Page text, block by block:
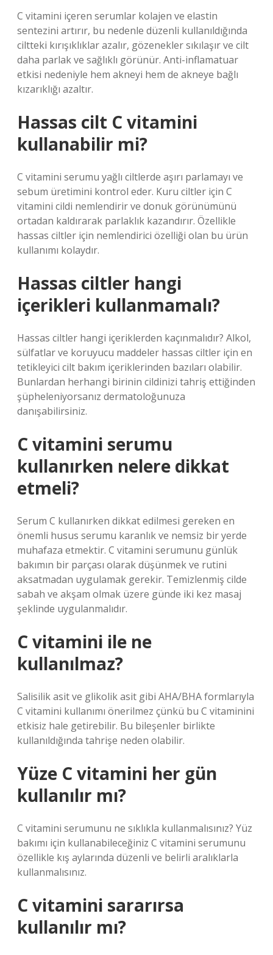
C vitamini içeren serumlar kolajen ve elastin
sentezini artırır, bu nedenle düzenli kullanıldığında
ciltteki kırışıklıklar azalır, gözenekler sıkılaşır ve cilt
daha parlak ve sağlıklı görünür. Anti-inflamatuar
etkisi nedeniyle hem akneyi hem de akneye bağlı
kızarıklığı azaltır.
Hassas cilt C vitamini
kullanabilir mi?
C vitamini serumu yağlı ciltlerde aşırı parlamayı ve
sebum üretimini kontrol eder. Kuru ciltler için C
vitamini cildi nemlendirir ve donuk görünümünü
ortadan kaldırarak parlaklık kazandırır. Özellikle
hassas ciltler için nemlendirici özelliği olan bu ürün
kullanımı kolaydır.
Hassas ciltler hangi
içerikleri kullanmamalı?
Hassas ciltler hangi içeriklerden kaçınmalıdır? Alkol,
sülfatlar ve koruyucu maddeler hassas ciltler için en
tetikleyici cilt bakım içeriklerinden bazıları olabilir.
Bunlardan herhangi birinin cildinizi tahriş ettiğinden
şüpheleniyorsanız dermatoloğunuza
danışabilirsiniz.
C vitamini serumu
kullanırken nelere dikkat
etmeli?
Serum C kullanırken dikkat edilmesi gereken en
önemli husus serumu karanlık ve nemsiz bir yerde
muhafaza etmektir. C vitamini serumunu günlük
bakımın bir parçası olarak düşünmek ve rutini
aksatmadan uygulamak gerekir. Temizlenmiş cilde
sabah ve akşam olmak üzere günde iki kez masaj
şeklinde uygulanmalıdır.
C vitamini ile ne
kullanılmaz?
Salisilik asit ve glikolik asit gibi AHA/BHA formlarıyla
C vitamini kullanımı önerilmez çünkü bu C vitaminini
etkisiz hale getirebilir. Bu bileşenler birlikte
kullanıldığında tahrişe neden olabilir.
Yüze C vitamini her gün
kullanılır mı?
C vitamini serumunu ne sıklıkla kullanmalısınız? Yüz
bakımı için kullanabileceğiniz C vitamini serumunu
özellikle kış aylarında düzenli ve belirli aralıklarla
kullanmalısınız.
C vitamini sararırsa
kullanılır mı?